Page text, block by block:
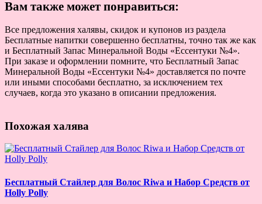
Вам также может понравиться:
Все предложения халявы, скидок и купонов из раздела
Бесплатные напитки совершенно бесплатны, точно так же как
и Бесплатный Запас Минеральной Воды «Ессентуки №4».
При заказе и оформлении помните, что Бесплатный Запас
Минеральной Воды «Ессентуки №4» доставляется по почте
или иными способами бесплатно, за исключением тех
случаев, когда это указано в описании предложения.
Похожая халява
Бесплатный Стайлер для Волос Riwa и Набор Средств от
Holly Polly